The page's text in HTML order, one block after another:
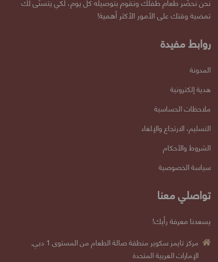
تمضية وقتك على الأمور الأكثر أهمية!
روابط مفيدة
المدونة
هدية إلكترونية
ملاحظات الحساسية
التسليم، الارتجاع والإلغاء
الشروط والأحكام
سياسة الخصوصية
تواصلي معنا
يسعدنا معرفة رأيك!
مركز تايمز سكوير منطقة صالة الطعام من المستوى 1 دبي,
الإمارات العربية المتحدة